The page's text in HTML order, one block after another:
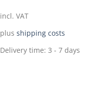
incl. VAT
plus shipping costs
Delivery time: 3 - 7 days